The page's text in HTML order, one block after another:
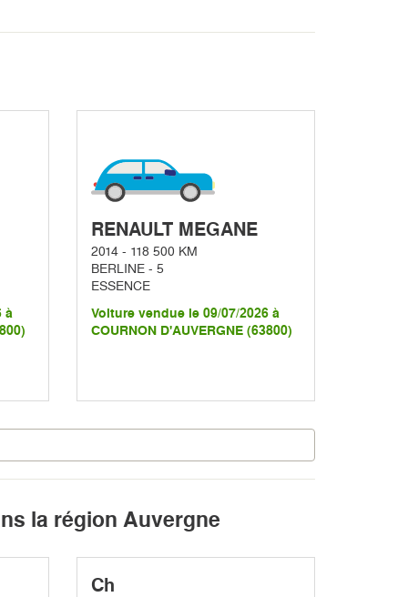
à
RENAULT MEGANE
2014 - 118 500 KM
BERLINE - 5
ESSENCE
Voiture vendue le 09/07/2026 à
COURNON D'AUVERGNE (63800)
la région Auvergne
Ch